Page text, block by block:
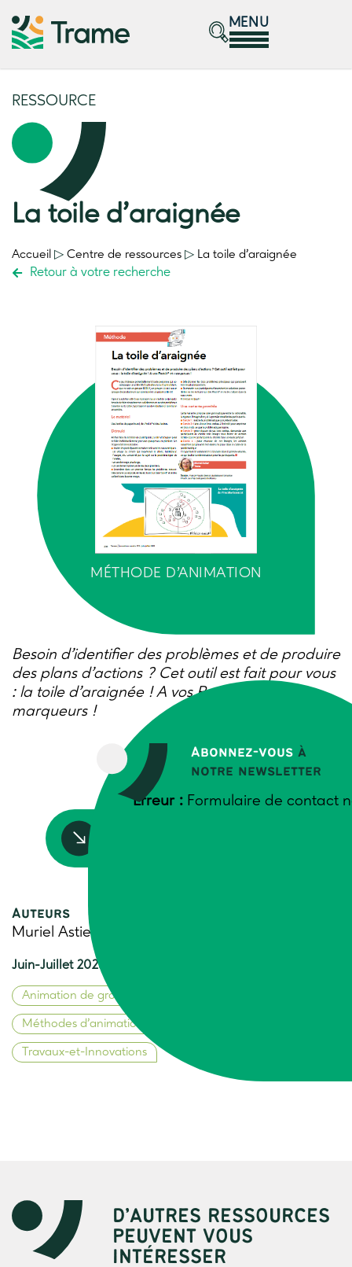
MENU
Abonnez-vous à
notre newsletter
Erreur : Formulaire de contact
RESSOURCE
La toile d’araignée
Accueil ▷ Centre de ressources ▷ La toile d’araignée
Retour à votre recherche
MÉTHODE D’ANIMATION
Besoin d’identifier des problèmes et de produire
des plans d’actions ? Cet outil est fait pour vous
: la toile d’araignée ! A vos Post-it® et
marqueurs !
Auteurs
Muriel Astier, Trame
Juin-Juillet 2023
Animation de groupes
Méthodes d’animation de groupes
Travaux-et-Innovations
D’AUTRES RESSOURCES
PEUVENT VOUS
INTÉRESSER